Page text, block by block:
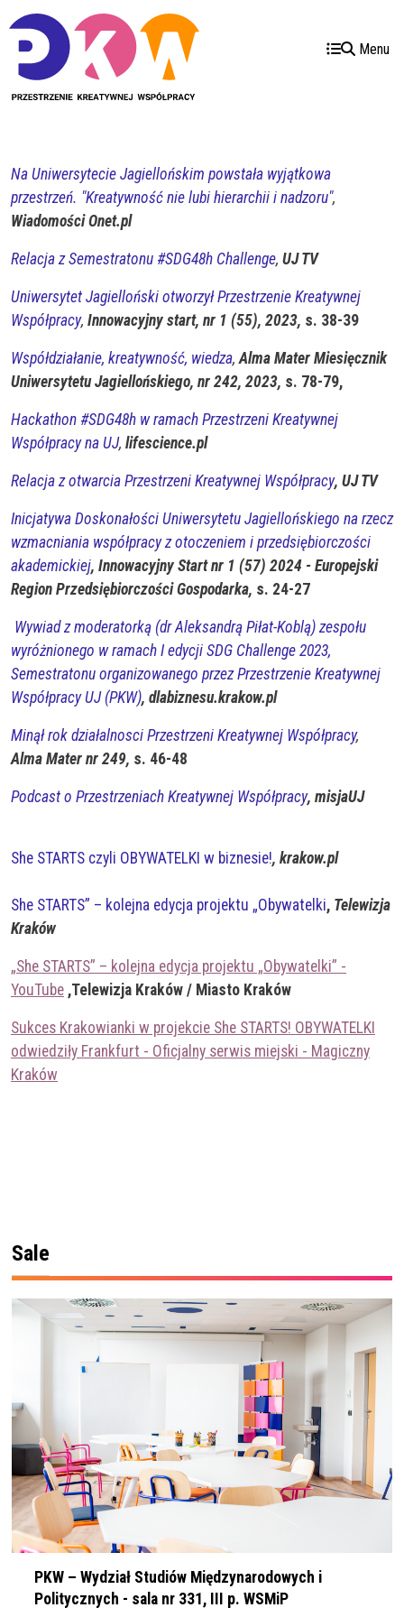
Menu
Na Uniwersytecie Jagiellońskim powstała wyjątkowa
przestrzeń. "Kreatywność nie lubi hierarchii i nadzoru",
Wiadomości Onet.pl
Relacja z Semestratonu #SDG48h Challenge, UJ TV
Uniwersytet Jagielloński otworzył Przestrzenie Kreatywnej
Współpracy, Innowacyjny start, nr 1 (55), 2023, s. 38-39
Współdziałanie, kreatywność, wiedza, Alma Mater Miesięcznik
Uniwersytetu Jagiellońskiego, nr 242, 2023, s. 78-79,
Hackathon #SDG48h w ramach Przestrzeni Kreatywnej
Współpracy na UJ, lifescience.pl
Relacja z otwarcia Przestrzeni Kreatywnej Współpracy, UJ TV
Inicjatywa Doskonałości Uniwersytetu Jagiellońskiego na rzecz
wzmacniania współpracy z otoczeniem i przedsiębiorczości
akademickiej, Innowacyjny Start nr 1 (57) 2024 - Europejski
Region PrzedsiębiorczościGospodarka, s. 24-27
Wywiad z moderatorką (dr Aleksandrą Piłat-Koblą) zespołu
wyróżnionego w ramach I edycji SDG Challenge 2023,
Semestratonu organizowanego przez Przestrzenie Kreatywnej
Współpracy UJ (PKW), dlabiznesu.krakow.pl
Minął rok działalnosci Przestrzeni Kreatywnej Współpracy,
Alma Mater nr 249, s. 46-48
Podcast o Przestrzeniach Kreatywnej Współpracy, misjaUJ
She STARTS czyli OBYWATELKI w biznesie!, krakow.pl
She STARTS” – kolejna edycja projektu „Obywatelki, Telewizja
Kraków
„She STARTS” – kolejna edycja projektu „Obywatelki” -
YouTube ,Telewizja Kraków / Miasto Kraków
Sukces Krakowianki w projekcie She STARTS! OBYWATELKI
odwiedziły Frankfurt - Oficjalny serwis miejski - Magiczny
Kraków
Sale
PKW – Wydział Studiów Międzynarodowych i
Politycznych - sala nr 331, III p. WSMiP